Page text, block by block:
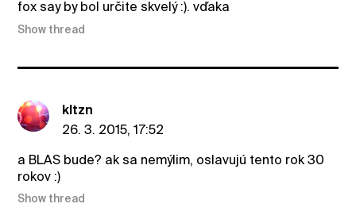
fox say by bol určite skvelý :). vďaka
Show thread
kltzn
26. 3. 2015, 17:52
a BLAS bude? ak sa nemýlim, oslavujú tento rok 30
rokov :)
Show thread